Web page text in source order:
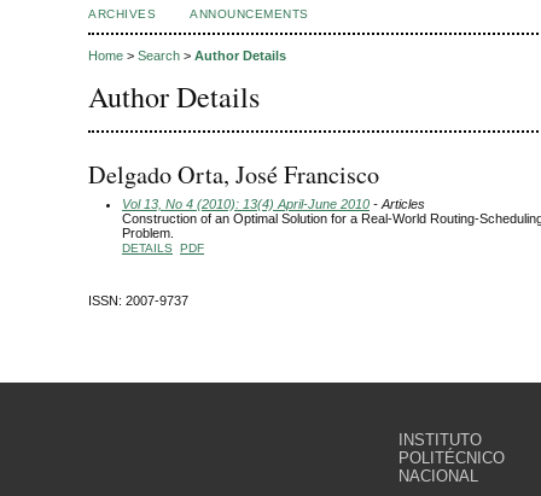
ARCHIVES
ANNOUNCEMENTS
Home > Search > Author Details
Author Details
Delgado Orta, José Francisco
Vol 13, No 4 (2010): 13(4) April-June 2010 - Articles
Construction of an Optimal Solution for a Real-World Routing-
Problem.
DETAILS PDF
ISSN: 2007-9737
INSTITUTO
POLITÉCNICO
NACIONAL